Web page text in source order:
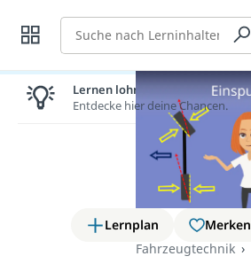
Suche
Lernplan Merken
Fahrzeugtechnik
Lernen lohnt sich!
Entdecke hier deine Chancen.